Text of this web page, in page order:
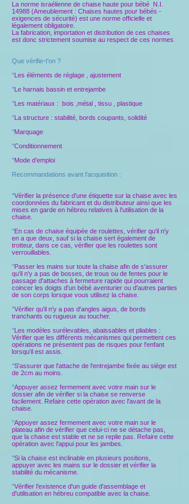
La norme israélienne de chaise haute pour bébé N.I.
14988 (Ameublement : Chaises hautes pour bébés -
exigences de sécurité) est une norme officielle et
légalement obligatoire.
La fabrication, importation et distribution de ces chaises
est donc strictement soumise au respect de ces normes
Que vérifie-t'on ?
°Les éléments de réglage , ajustement
°Le harnais bassin et entrejambe
°Les matériaux : bois ,métal , tissu , plastique
°La structure : stabilité, bords coupants, solidité
°Marquage
°Conditionnement
°Mode d'emploi
Recommandations avant l'acquisition :
°Vérifier la présence d'une étiquette sur la chaise avec les
coordonnées du fabricant et du distributeur ainsi que les
mises en garde en hébreu relatives à l'utilisation de la
chaise.
°En cas de chaise équipée de roulettes, vérifier qu'il n'y
en a que deux, sauf si la chaise sert également de
trotteur, dans ce cas, vérifier que les roulettes sont
verrouillables.
°Passer les mains sur toute la chaise afin de s'assurer
qu'il n'y a pas de bosses, de trous ou de fentes pour le
passage d'attaches à fermeture rapide qui pourraient
coincer les doigts d'un bébé aventurier ou d'autres parties
de son corps lorsque vous utilisez la chaise.
°Vérifier qu'il n'y a pas d'angles aigus, de bords
tranchants ou rugueux au toucher.
°Les modèles surélevables, abaissables et pliables :
Vérifier que les différents mécanismes qui permettent ces
opérations ne présentent pas de risques pour l'enfant
lorsqu'il est assis.
°S'assurer que l'attache de l'entrejambe fixée au siège est
de 2cm au moins.
°Appuyer assez fermement avec votre main sur le
dossier afin de vérifier si la chaise se renverse
facilement. Refaire cette opération avec l'avant de la
chaise.
°Appuyer assez fermement avec votre main sur le
plateau afin de vérifier que celui-ci ne se détache pas,
que la chaise est stable et ne se replie pas. Refaire cette
opération avec l'appui pour les jambes.
°Si la chaise est inclinable en plusieurs positions,
appuyer avec les mains sur le dossier et vérifier la
stabilité du mécanisme.
°Vérifier l'existence d'un guide d'assemblage et
d'utilisation en hébreu compatible avec la chaise.